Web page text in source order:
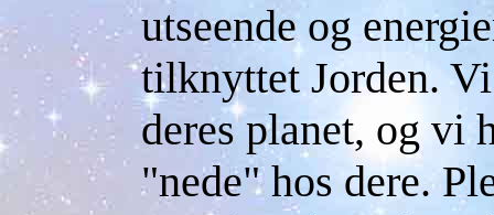
utseende og
tilknyttet Jorden.
deres planet, og vi
"nede" hos dere.